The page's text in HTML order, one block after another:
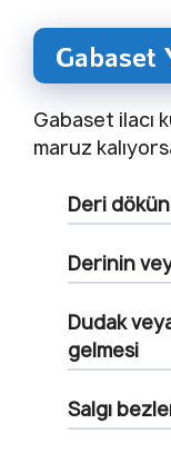
Gabaset
Gabaset ilacı
maruz
Deri
Derinin
Dudak
gelmesi
Salgı